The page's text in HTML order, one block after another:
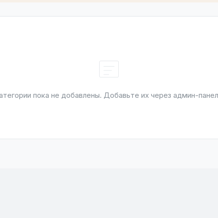
пока не добавлены. Добавьте их через админ-